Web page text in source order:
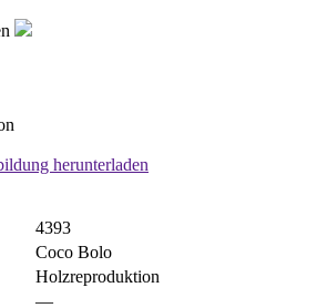
herunterladen
4393
Coco Bolo
Holzreproduktion
—